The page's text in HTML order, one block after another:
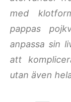
med
pappas
anpassa sin
att
utan även